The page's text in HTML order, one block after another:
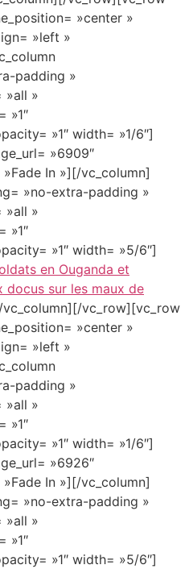
»center »
»left »
padding »
»all »
»1″
»1″ width= »1/6″]
»6909″
In »][/vc_column]
»no-extra-padding »
»all »
»1″
»1″ width= »5/6″]
en Ouganda et
docus sur les maux de
vc_row][vc_row
»center »
»left »
padding »
»all »
»1″
»1″ width= »1/6″]
»6926″
In »][/vc_column]
»no-extra-padding »
»all »
»1″
»1″ width= »5/6″]